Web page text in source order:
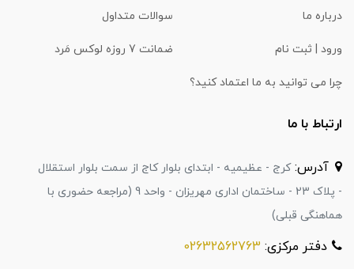
درباره ما سوالات متداول
ورود | ثبت نام ضمانت 7 روزه لوکس مَرد
چرا می توانید به ما اعتماد کنید؟
ارتباط با ما
آدرس:کرج - عظیمیه - ابتدای بلوار کاج از سمت بلوار استقلال
- پلاک 23 - ساختمان اداری مهریزان - واحد 9 (مراجعه حضوری با
هماهنگی قبلی)
دفتر مرکزی: 02632562763